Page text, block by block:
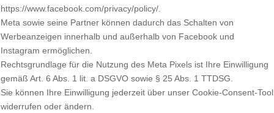
https://www.facebook.com/privacy/policy/.
Meta sowie seine Partner können dadurch das Schalten von
Werbeanzeigen innerhalb und außerhalb von Facebook und
Instagram ermöglichen.
Rechtsgrundlage für die Nutzung des Meta Pixels ist Ihre Einwilligung
gemäß Art. 6 Abs. 1 lit. a DSGVO sowie § 25 Abs. 1 TTDSG.
Sie können Ihre Einwilligung jederzeit über unser Cookie-Consent-Tool
widerrufen oder ändern.